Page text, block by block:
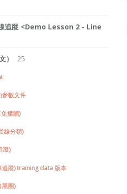
追蹤 <Demo Lesson 2 - Line
） 25
數文件
撞牆)
線分類)
蹤)
蹤) training data 版本
圈)